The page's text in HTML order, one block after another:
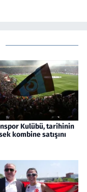
Kulübü, tarihinin
kombine satışını